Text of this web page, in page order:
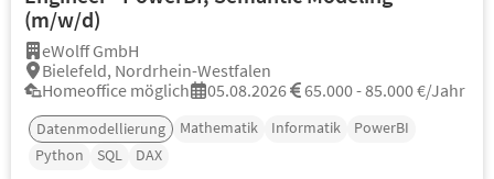
(m/w/d)
eWolff GmbH
Bielefeld, Nordrhein-Westfalen
Homeoffice möglich
05.08.2026 65.000 - 85.000 €/Jahr
Datenmodellierung Mathematik Informatik
PowerBI
Python
SQL DAX